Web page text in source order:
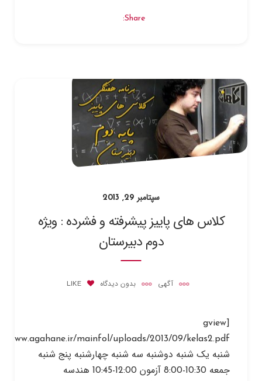
Share:
سپتامبر 29, 2013
کلاس های پاییز پیشرفته و فشرده : ویژه
دوم دبیرستان
آگهی بدون دیدگاه LIKE
[gview
شنبه یک شنبه دوشنبه سه شنبه چهارشنبه پنج شنبه
جمعه 10:30-8:00 آزمون 12:00-10:45 هندسه